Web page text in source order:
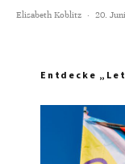
Elisabeth Koblitz · 20.
Entdecke